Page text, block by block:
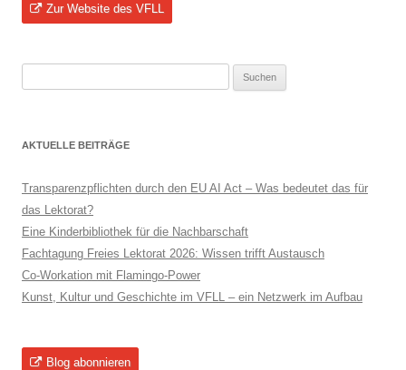
Zur Website des VFLL
AKTUELLE BEITRÄGE
Transparenzpflichten durch den EU AI Act – Was bedeutet das für
das Lektorat?
Eine Kinderbibliothek für die Nachbarschaft
Fachtagung Freies Lektorat 2026: Wissen trifft Austausch
Co-Workation mit Flamingo-Power
Kunst, Kultur und Geschichte im VFLL – ein Netzwerk im Aufbau
Blog abonnieren